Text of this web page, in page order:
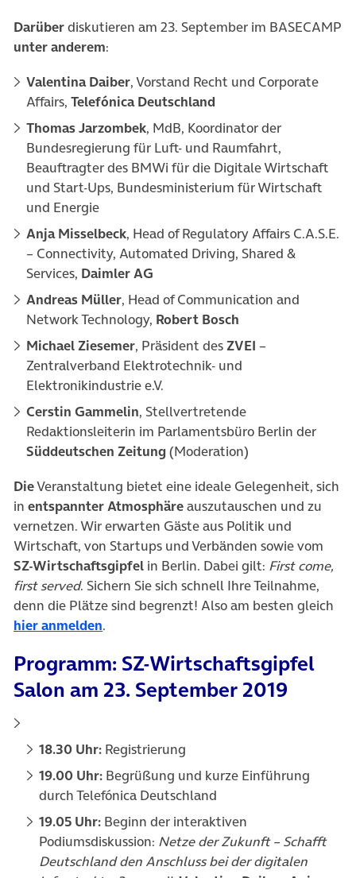
Darüberdiskutieren am 23. September im BASECAMP
unter anderem:
Valentina Daiber, Vorstand Recht und Corporate
Affairs, Telefónica Deutschland
Thomas Jarzombek, MdB, Koordinator der
Bundesregierung für Luft- und Raumfahrt,
Beauftragter des BMWi für die Digitale Wirtschaft
und Start-Ups, Bundesministerium für Wirtschaft
und Energie
Anja Misselbeck, Head of Regulatory Affairs C.A.S.E.
– Connectivity, Automated Driving, Shared &
Services, Daimler AG
Andreas Müller, Head of Communication and
Network Technology, Robert Bosch
Michael Ziesemer, Präsident desZVEI –
Zentralverband Elektrotechnik- und
Elektronikindustrie e.V.
Cerstin Gammelin, Stellvertretende
Redaktionsleiterin im Parlamentsbüro Berlin der
Süddeutschen Zeitung (Moderation)
DieVeranstaltung bietet eine ideale Gelegenheit, sich
in entspannter Atmosphäreauszutauschen und zu
vernetzen. Wir erwarten Gäste aus Politik und
Wirtschaft, von Startups und Verbänden sowie vom
SZ-Wirtschaftsgipfel in Berlin. Dabei gilt: First come,
first served. Sichern Sie sich schnell Ihre Teilnahme,
denn die Plätze sind begrenzt! Also am besten gleich
hier anmelden(öffnet in neuem Tab)
.
Programm: SZ-Wirtschaftsgipfel
Salon am 23. September 2019
18.30 Uhr: Registrierung
19.00 Uhr: Begrüßung und kurze Einführung
durch Telefónica Deutschland
19.05 Uhr: Beginn der interaktiven
Podiumsdiskussion: Netze der Zukunft – Schafft
Deutschland den Anschluss bei der digitalen